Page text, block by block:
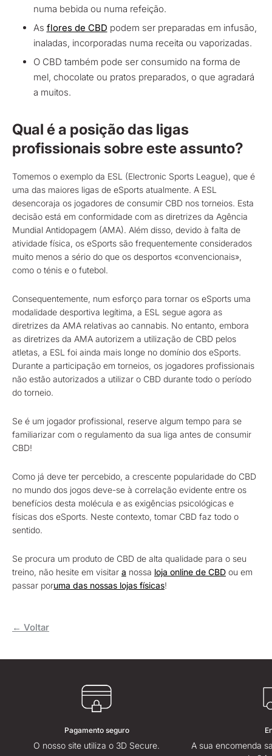
numa bebida ou numa refeição.
As flores de CBD podem ser preparadas em infusão,
inaladas, incorporadas numa receita ou vaporizadas.
O CBD também pode ser consumido na forma de
mel, chocolate ou pratos preparados, o que agradará
a muitos.
Qual é a posição das ligas
profissionais sobre este assunto?
Tomemos o exemplo da ESL (Electronic Sports League), que é
uma das maiores ligas de eSports atualmente. A ESL
desencoraja os jogadores de consumir CBD nos torneios. Esta
decisão está em conformidade com as diretrizes da Agência
Mundial Antidopagem (AMA). Além disso, devido à falta de
atividade física, os eSports são frequentemente considerados
muito menos a sério do que os desportos «convencionais»,
como o ténis e o futebol.
Consequentemente, num esforço para tornar os eSports uma
modalidade desportiva legítima, a ESL segue agora as
diretrizes da AMA relativas ao cannabis. No entanto, embora
as diretrizes da AMA autorizem a utilização de CBD pelos
atletas, a ESL foi ainda mais longe no domínio dos eSports.
Durante a participação em torneios, os jogadores profissionais
não estão autorizados a utilizar o CBD durante todo o período
do torneio.
Se é um jogador profissional, reserve algum tempo para se
familiarizar com o regulamento da sua liga antes de consumir
CBD!
Como já deve ter percebido, a crescente popularidade do CBD
no mundo dos jogos deve-se à correlação evidente entre os
benefícios desta molécula e as exigências psicológicas e
físicas dos eSports. Neste contexto, tomar CBD faz todo o
sentido.
Se procura um produto de CBD de alta qualidade para o seu
treino, não hesite em visitar a nossa loja online de CBD ou em
passar poruma das nossas lojas físicas!
← Voltar
Pagamento seguro
O nosso site utiliza o 3D Secure.
A sua encomenda